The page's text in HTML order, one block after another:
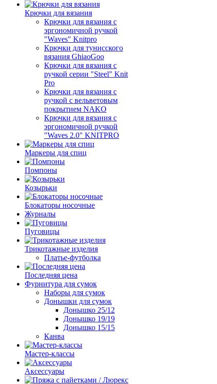
Крючки для вязания
Крючки для вязания с
эргономичной ручкой
"Waves" Knitpro
Крючки для тунисского
вязания GhiaoGoo
Крючки для вязания с
ручкой серии "Steel" Knit
Pro
Крючки для вязания с
ручкой с вельветовым
покрытием NAKO
Крючки для вязания с
эргономичной ручкой
"Waves 2.0" KNITPRO
Маркеры для спиц
Помпоны
Козырьки
Блокаторы носочные
Журналы
Пуговицы
Трикотажные изделия
Платье-футболка
Последняя цена
Фурнитура для сумок
Наборы для сумок
Донышки для сумок
Донышко 25/12
Донышко 19/19
Донышко 15/15
Канва
Мастер-классы
Аксессуары